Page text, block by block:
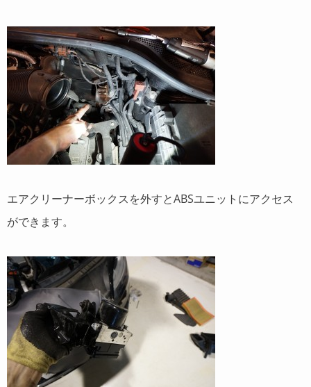
エアクリーナーボックスを外すとABSユニットにアクセス
ができます。